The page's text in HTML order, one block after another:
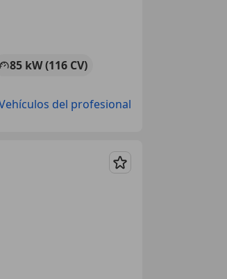
85 kW (116 CV)
del profesional
Guardar